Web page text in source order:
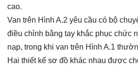
cao.
Van trên Hình A.2 yêu cầu có bộ
điều chỉnh bằng tay khắc phục chức
nạp, trong khi van trên Hình A.1
Hai thiết kế sơ đồ khác nhau được